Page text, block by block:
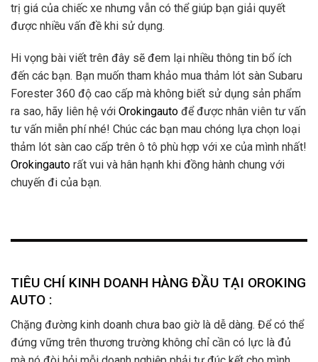
trị giá của chiếc xe nhưng vẫn có thể giúp bạn giải quyết
được nhiều vấn đề khi sử dụng.
Hi vọng bài viết trên đây sẽ đem lại nhiều thông tin bổ ích
đến các bạn. Bạn muốn tham khảo mua thảm lót sàn Subaru
Forester 360 độ cao cấp mà không biết sử dụng sản phẩm
ra sao, hãy liên hệ với Orokingauto để được nhân viên tư vấn
tư vấn miễn phí nhé! Chúc các bạn mau chóng lựa chọn loại
thảm lót sàn cao cấp trên ô tô phù hợp với xe của mình nhất!
Orokingauto rất vui và hân hạnh khi đồng hành chung với
chuyến đi của bạn.
TIÊU CHÍ KINH DOANH HÀNG ĐẦU TẠI OROKING
AUTO :
Chặng đường kinh doanh chưa bao giờ là dễ dàng. Để có thể
đứng vững trên thương trường không chỉ cần có lực là đủ